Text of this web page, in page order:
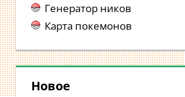
Генератор ников
Карта покемонов
Новое